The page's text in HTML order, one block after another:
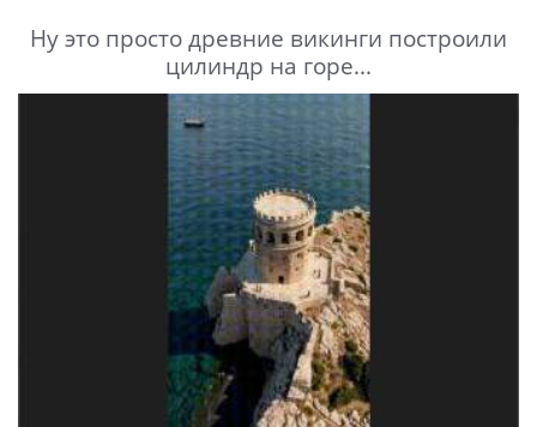
Ну это просто древние викинги построили
цилиндр на горе...